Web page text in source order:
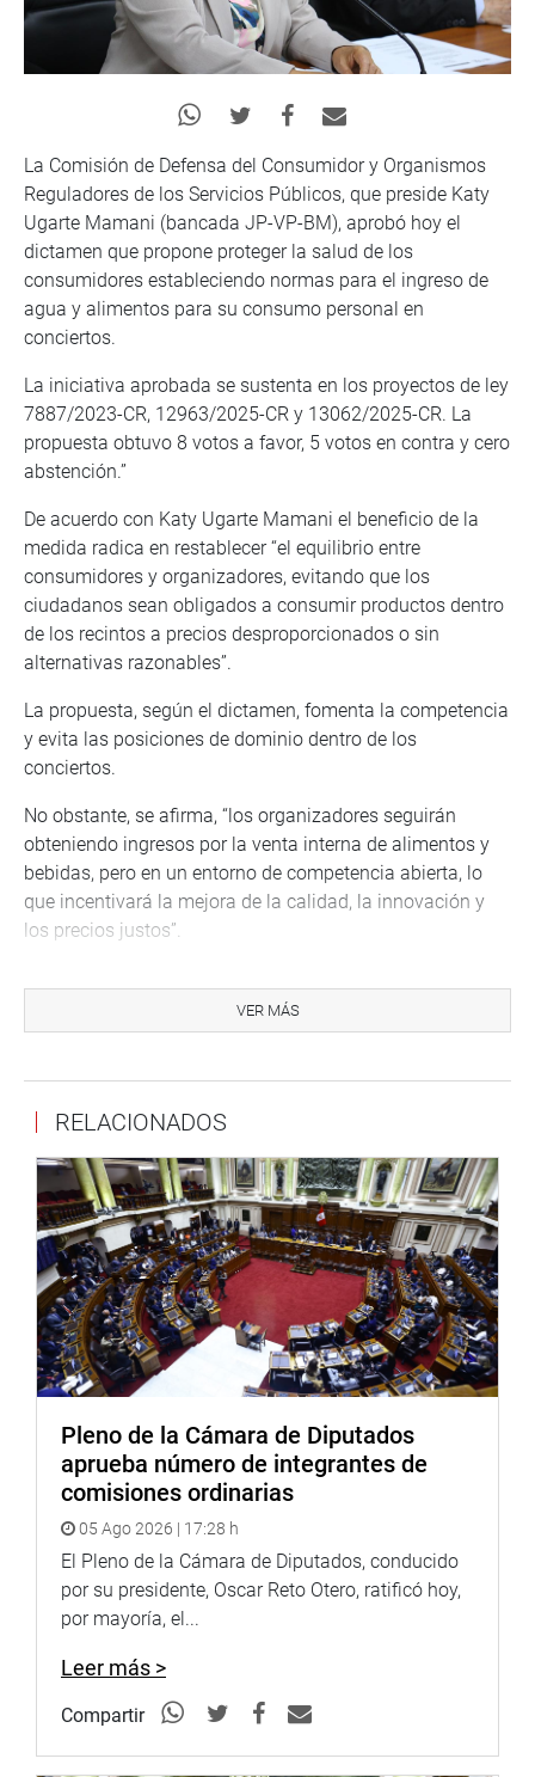
La Comisión de Defensa del Consumidor y Organismos
Reguladores de los Servicios Públicos, que preside Katy
Ugarte Mamani (bancada JP-VP-BM), aprobó hoy el
dictamen que propone proteger la salud de los
consumidores estableciendo normas para el ingreso de
agua y alimentos para su consumo personal en
conciertos.
La iniciativa aprobada se sustenta en los proyectos de ley
7887/2023-CR, 12963/2025-CR y 13062/2025-CR. La
propuesta obtuvo 8 votos a favor, 5 votos en contra y cero
abstención.”
De acuerdo con Katy Ugarte Mamani el beneficio de la
medida radica en restablecer “el equilibrio entre
consumidores y organizadores, evitando que los
ciudadanos sean obligados a consumir productos dentro
de los recintos a precios desproporcionados o sin
alternativas razonables”.
La propuesta, según el dictamen, fomenta la competencia
y evita las posiciones de dominio dentro de los
conciertos.
No obstante, se afirma, “los organizadores seguirán
obteniendo ingresos por la venta interna de alimentos y
bebidas, pero en un entorno de competencia abierta, lo
que incentivará la mejora de la calidad, la innovación y
los precios justos”.
Indecopi como autoridad en materia de consumo,
dotándolo de una norma expresa que clarifica su
procedimientos sancionadores”.
La congresista Adriana Tudela Gutiérrez (bancada AvP)
sostuvo durante el debate que “mantenía su posición de
que esta medida atenta contra la libertad de empresa y la
libertad de contratación; la medida va a tener un impacto
en el precio que van a pagar los consumidores. Además
que de que debía precisarse algunos conceptos”.
CUARTO INTERMEDIO
alcances, y luego de amplios debates, la presidencia de la
comisión aceptó ingresar a un cuarto intermedio dos
iniciativas.
El primero es el recaído en el Proyecto de Ley 4621/2022-
CR que, con texto sustitutorio, propone la Ley que
establece normas para la publicidad, promoción y
patrocinio de sucedáneos de la leche materna y otros
alimentos infantiles.
La principal crítica fue planteada por el congresista
Ernesto Bustamante Donayre (bancada FP), quien afirmó
que la propuesta va más allá de promover la lactancia
VER MÁS
RELACIONADOS
Pleno de la Cámara de Diputados
aprueba número de integrantes de
comisiones ordinarias
05 Ago 2026 | 17:28 h
El Pleno de la Cámara de Diputados, conducido
por su presidente, Oscar Reto Otero, ratificó hoy,
por mayoría, el...
Leer más >
Compartir